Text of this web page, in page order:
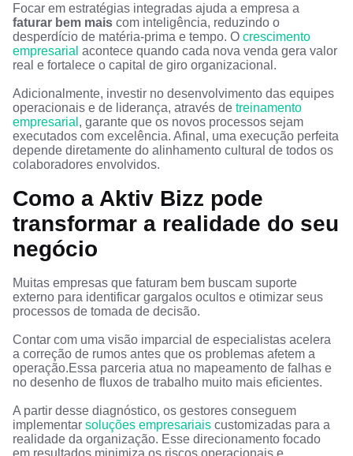
Focar em estratégias integradas ajuda a empresa a
faturar bem mais com inteligência, reduzindo o
desperdício de matéria-prima e tempo. O crescimento
empresarial acontece quando cada nova venda gera valor
real e fortalece o capital de giro organizacional.
Adicionalmente, investir no desenvolvimento das equipes
operacionais e de liderança, através de treinamento
empresarial , garante que os novos processos sejam
executados com excelência. Afinal, uma execução perfeita
depende diretamente do alinhamento cultural de todos os
colaboradores envolvidos.
Como a Aktiv Bizz pode
transformar a realidade do seu
negócio
Muitas empresas que faturam bem buscam suporte
externo para identificar gargalos ocultos e otimizar seus
processos de tomada de decisão.
Contar com uma visão imparcial de especialistas acelera
a correção de rumos antes que os problemas afetem a
operação.Essa parceria atua no mapeamento de falhas e
no desenho de fluxos de trabalho muito mais eficientes.
A partir desse diagnóstico, os gestores conseguem
implementar soluções empresariais customizadas para a
realidade da organização. Esse direcionamento focado
em resultados minimiza os riscos operacionais e